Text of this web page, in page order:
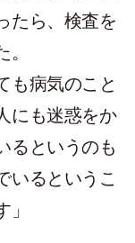
たら、検査を
も病気のこと
にも迷惑をか
るというのも
いるというこ